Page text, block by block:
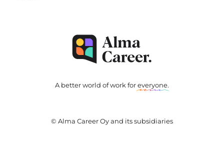
A better world of work foreveryone.
© Alma Career Oy and its subsidiaries